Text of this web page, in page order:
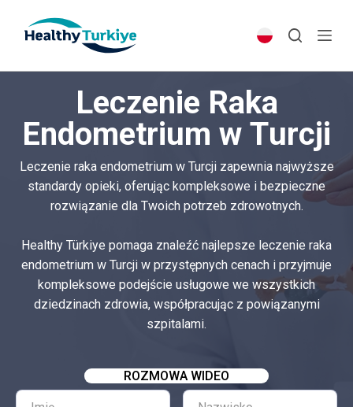
p
n
Leczenie Raka
Endometrium w Turcji
Leczenie raka endometrium w Turcji zapewnia najwyższe
standardy opieki, oferując kompleksowe i bezpieczne
rozwiązanie dla Twoich potrzeb zdrowotnych.
Healthy Türkiye pomaga znaleźć najlepsze leczenie raka
endometrium w Turcji w przystępnych cenach i przyjmuje
kompleksowe podejście usługowe we wszystkich
dziedzinach zdrowia, współpracując z powiązanymi
szpitalami.
ROZMOWA WIDEO